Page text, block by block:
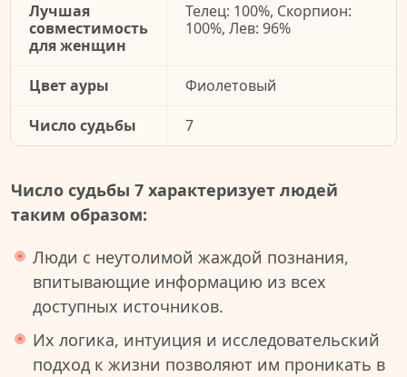
Лучшая
совместимость
для женщин
Телец: 100%, Скорпион:
100%, Лев: 96%
Цвет ауры
Фиолетовый
Число судьбы
7
Число судьбы 7 характеризует людей
таким образом:
Люди с неутолимой жаждой познания,
впитывающие информацию из всех
доступных источников.
Их логика, интуиция и исследовательский
подход к жизни позволяют им проникать в